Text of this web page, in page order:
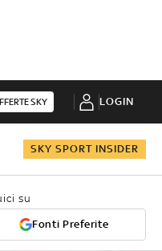
SKY LOGIN
SKY SPORT INSIDER
su
Fonti Preferite